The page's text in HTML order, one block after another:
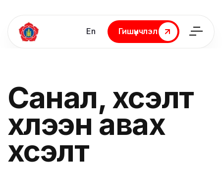
En
Гишүүнчлэл
Гишүүнчлэл
Санал, хүсэлт
хүлээн авах
хүсэлт